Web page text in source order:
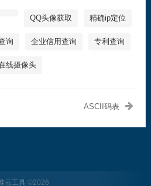
QQ头像获取 精确ip定位
询 企业信用查询 专利查询
线摄像头
ASCII码表
云工具 ©2026